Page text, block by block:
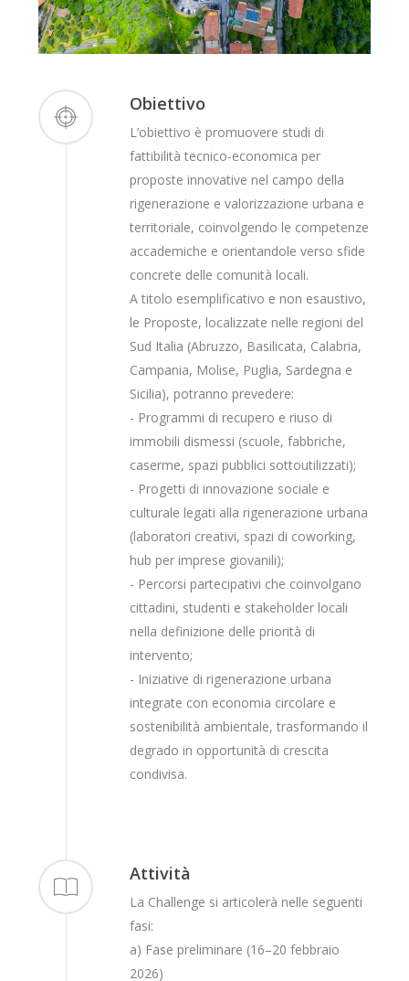
Obiettivo
L’obiettivo è promuovere studi di
fattibilità tecnico-economica per
proposte innovative nel campo della
rigenerazione e valorizzazione urbana e
territoriale, coinvolgendo le competenze
accademiche e orientandole verso sfide
concrete delle comunità locali.
A titolo esemplificativo e non esaustivo,
le Proposte, localizzate nelle regioni del
Sud Italia (Abruzzo, Basilicata, Calabria,
Campania, Molise, Puglia, Sardegna e
Sicilia), potranno prevedere:
- Programmi di recupero e riuso di
immobili dismessi (scuole, fabbriche,
caserme, spazi pubblici sottoutilizzati);
- Progetti di innovazione sociale e
culturale legati alla rigenerazione urbana
(laboratori creativi, spazi di coworking,
hub per imprese giovanili);
- Percorsi partecipativi che coinvolgano
cittadini, studenti e stakeholder locali
nella definizione delle priorità di
intervento;
- Iniziative di rigenerazione urbana
integrate con economia circolare e
sostenibilità ambientale, trasformando il
degrado in opportunità di crescita
condivisa.
Attività
La Challenge si articolerà nelle seguenti
fasi:
a) Fase preliminare (16–20 febbraio
2026)